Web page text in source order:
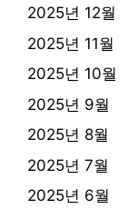
2025년 12월
2025년 11월
2025년 10월
2025년 9월
2025년 8월
2025년 7월
2025년 6월